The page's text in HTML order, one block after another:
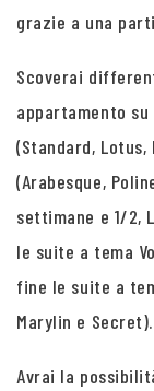
grazie a una
Scoverai
appartamento
(Standard,
(Arabesque,
settimane e 1/2,
le suite a tema
fine le suite a
Marylin e Secret).
Avrai la